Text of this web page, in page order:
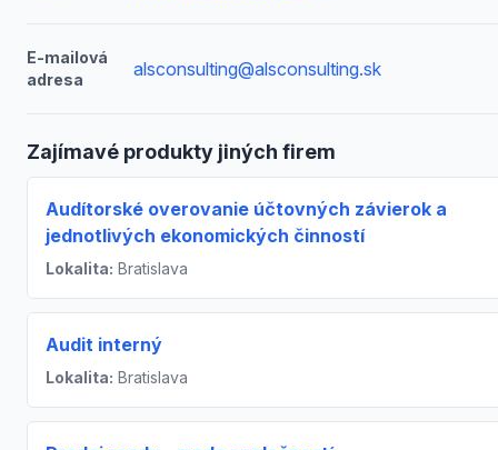
E-mailová
adresa
alsconsulting@alsconsulting.sk
Zajímavé produkty jiných firem
Audítorské overovanie účtovných závierok a
jednotlivých ekonomických činností
Lokalita: Bratislava
Audit interný
Lokalita: Bratislava